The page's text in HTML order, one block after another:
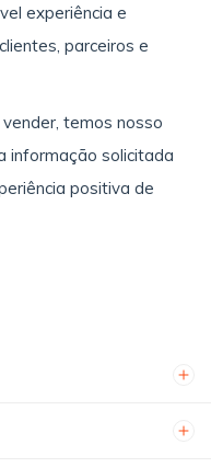
experiência e
parceiros e
temos nosso
informação solicitada
positiva de